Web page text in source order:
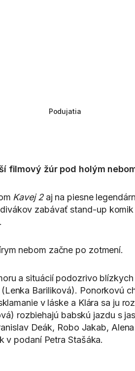
Podujatia
filmový žúr pod holým
Kavej 2aj na piesne
zabávať stand-up
nebom začne po zotmení.
a situácií podozrivo
Bariliková). Ponorkovú
v láske a Klára sa ju
rozbiehajú babskú jazdu s
Deák, Robo Jakab,
v podaní Petra Stašáka.